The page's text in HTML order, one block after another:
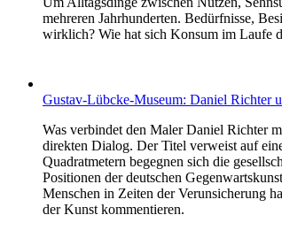
mehreren Jahrhunderten. Bedürfnisse,
wirklich? Wie hat sich Konsum im Laufe
Gustav-Lübcke-Museum: Daniel Richter
Was verbindet den Maler Daniel Richter
direkten Dialog. Der Titel verweist auf
Quadratmetern begegnen sich die
Positionen der deutschen
Menschen in Zeiten der Verunsicherung
der Kunst kommentieren.